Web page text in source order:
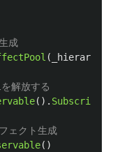
成
(
解放する
(). Subscribe
ェクト生成
()